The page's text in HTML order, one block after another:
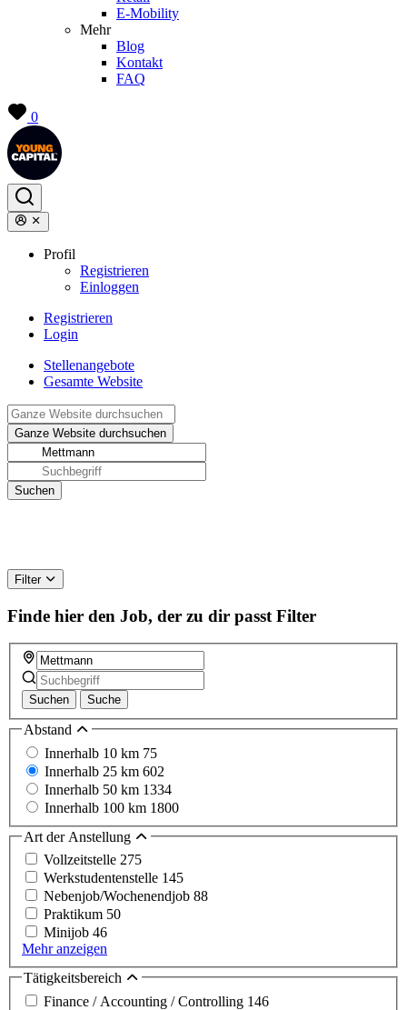
E-Mobility
Mehr
Blog
Kontakt
FAQ
0
Profil
Registrieren
Einloggen
Registrieren
Login
Stellenangebote
Gesamte Website
Filter
Finde hier den Job, der zu dir passt Filter
Suchen Suche
Abstand
Innerhalb 10 km 75
Innerhalb 25 km 602
Innerhalb 50 km 1334
Innerhalb 100 km 1800
Art der Anstellung
Vollzeitstelle 275
Werkstudentenstelle 145
Nebenjob/Wochenendjob 88
Praktikum 50
Minijob 46
Mehr anzeigen
Tätigkeitsbereich
Finance / Accounting / Controlling 146